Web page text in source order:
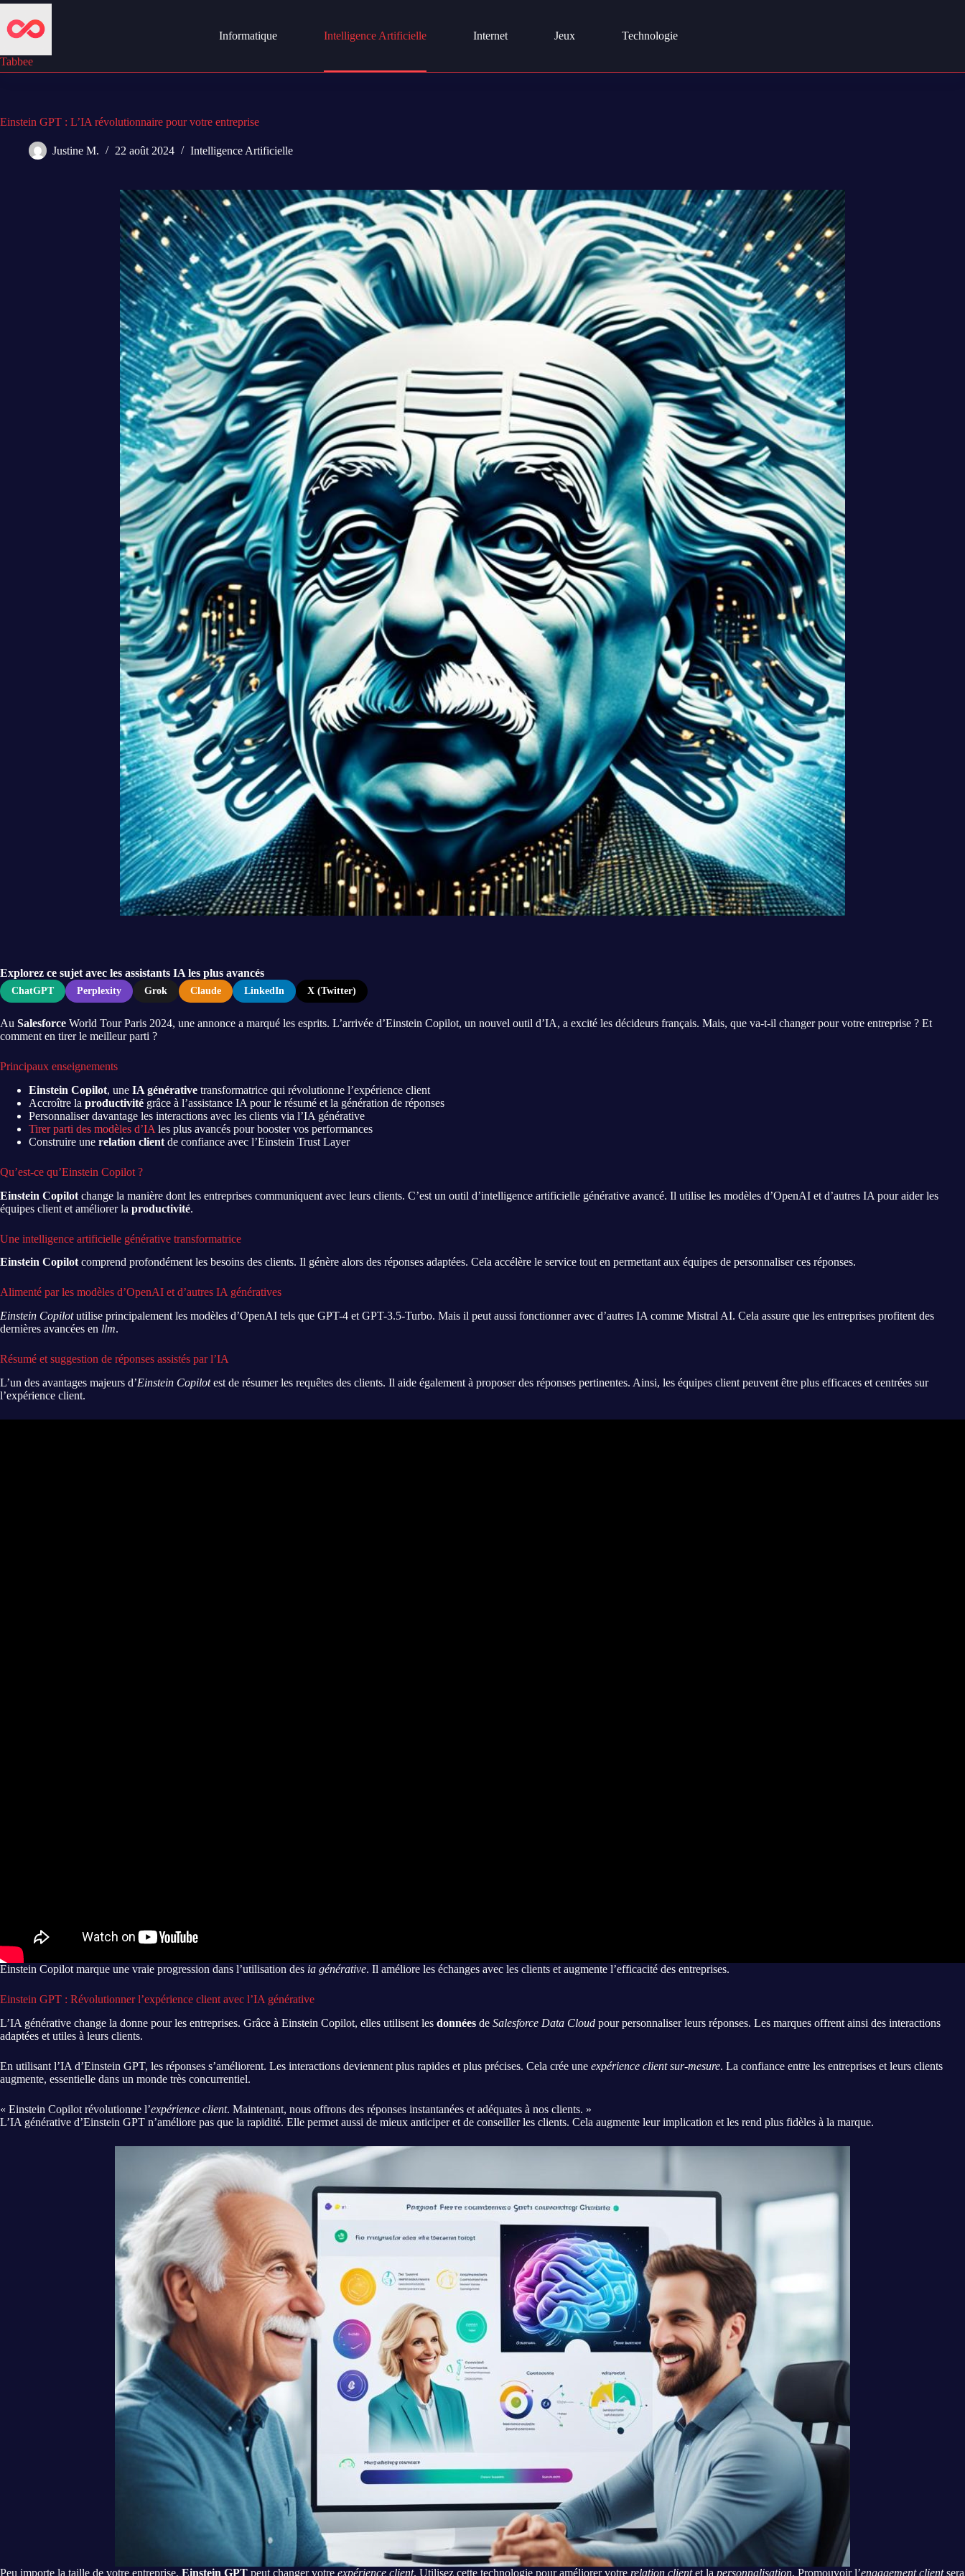
Passer
contenu
Tabbee
Informatique Intelligence Artificielle Internet Jeux Technologie
Einstein GPT : L’IA révolutionnaire pour votre entreprise
Justine M. 22 août 2024 Intelligence Artificielle
Explorez ce sujet avec les assistants IA les plus avancés
ChatGPT Perplexity Grok Claude LinkedIn X (Twitter)
Au Salesforce World Tour Paris 2024, une annonce a marqué les esprits. L’arrivée d’Einstein Copilot, un nouvel outil d’IA, a excité les décideurs français. Mais, que va-t-il changer pour votre entreprise ? Et
comment en tirer le meilleur parti ?
Principaux enseignements
Einstein Copilot, une IA générative transformatrice qui révolutionne l’expérience client
Accroître la productivité grâce à l’assistance IA pour le résumé et la génération de réponses
Personnaliser davantage les interactions avec les clients via l’IA générative
Tirer parti des modèles d’IA les plus avancés pour booster vos performances
Construire une relation client de confiance avec l’Einstein Trust Layer
Qu’est-ce qu’Einstein Copilot ?
Einstein Copilot change la manière dont les entreprises communiquent avec leurs clients. C’est un outil d’intelligence artificielle générative avancé. Il utilise les modèles d’OpenAI et d’autres IA pour aider les
équipes client et améliorer la productivité.
Une intelligence artificielle générative transformatrice
Einstein Copilot comprend profondément les besoins des clients. Il génère alors des réponses adaptées. Cela accélère le service tout en permettant aux équipes de personnaliser ces réponses.
Alimenté par les modèles d’OpenAI et d’autres IA génératives
Einstein Copilotutilise principalement les modèles d’OpenAI tels que GPT-4 et GPT-3.5-Turbo. Mais il peut aussi fonctionner avec d’autres IA comme Mistral AI. Cela assure que les entreprises profitent des
dernières avancées en llm.
Résumé et suggestion de réponses assistés par l’IA
L’un des avantages majeurs d’Einstein Copilotest de résumer les requêtes des clients. Il aide également à proposer des réponses pertinentes. Ainsi, les équipes client peuvent être plus efficaces et centrées sur
l’expérience client.
Einstein Copilot marque une vraie progression dans l’utilisation des ia générative. Il améliore les échanges avec les clients et augmente l’efficacité des entreprises.
Einstein GPT : Révolutionner l’expérience client avec l’IA générative
L’IA générative change la donne pour les entreprises. Grâce à Einstein Copilot, elles utilisent les données de Salesforce Data Cloud pour personnaliser leurs réponses. Les marques offrent ainsi des interactions
adaptées et utiles à leurs clients.
En utilisant l’IA d’Einstein GPT, les réponses s’améliorent. Les interactions deviennent plus rapides et plus précises. Cela crée une expérience client sur-mesure. La confiance entre les entreprises et leurs clients
augmente, essentielle dans un monde très concurrentiel.
« Einstein Copilot révolutionne l’expérience client. Maintenant, nous offrons des réponses instantanées et adéquates à nos clients. »
L’IA générative d’Einstein GPT n’améliore pas que la rapidité. Elle permet aussi de mieux anticiper et de conseiller les clients. Cela augmente leur implication et les rend plus fidèles à la marque.
Peu importe la taille de votre entreprise, Einstein GPT peut changer votre expérience client. Utilisez cette technologie pour améliorer votre relation clientet la personnalisation. Promouvoir l’engagement clientsera